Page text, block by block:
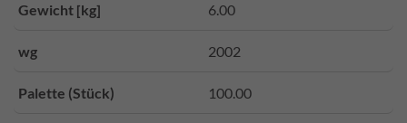
Gewicht [kg] 6.00
wg 2002
Palette (Stück) 100.00